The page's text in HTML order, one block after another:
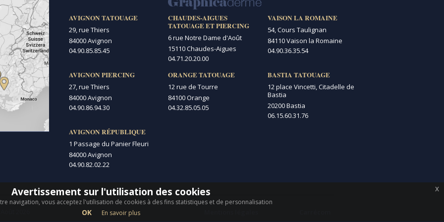
AVIGNON TATOUAGE
29, rue Thiers
84000 Avignon
04.90.85.85.45
AVIGNON PIERCING
27, rue Thiers
84000 Avignon
04.90.86.94.30
AVIGNON RÉPUBLIQUE
1 Passage du Panier Fleuri
84000 Avignon
04.90.82.02.22
CHAUDES-AIGUES
TATOUAGE ET PIERCING
6 rue Notre Dame d'Août
15110 Chaudes-Aigues
04.71.20.20.00
ORANGE TATOUAGE
12 rue de Tourre
84100 Orange
04.32.85.05.05
VAISON LA ROMAINE
54, Cours Taulignan
84110 Vaison la Romaine
04.90.36.35.54
BASTIA TATOUAGE
12 place Vincetti, Citadelle de
Bastia
20200 Bastia
06.15.60.31.76
Avertissement sur l'utilisation des cookies
navigation, vous acceptez l'utilisation de cookies à des fins statistiques et de personnalisation
OK En savoir plus
x